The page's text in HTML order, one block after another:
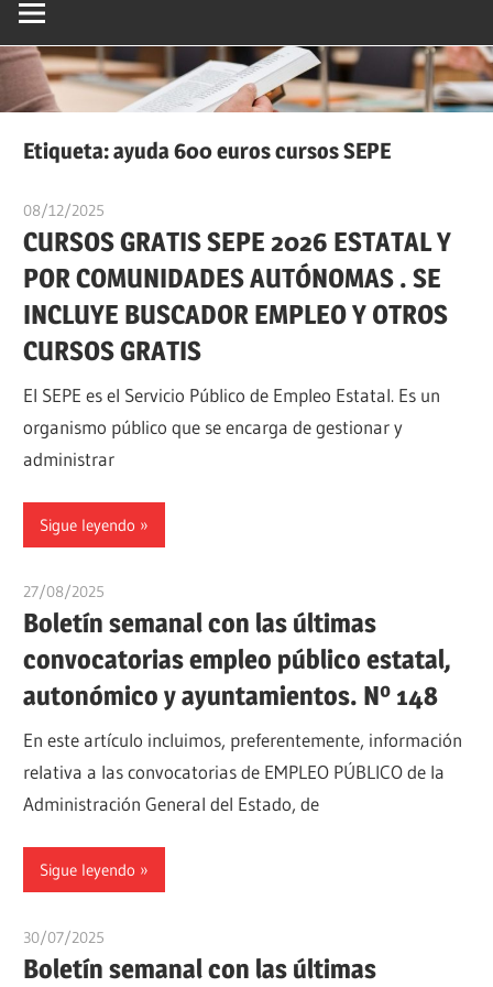
Etiqueta:ayuda 600 euros cursos SEPE
08/12/2025
CURSOS GRATIS SEPE 2026 ESTATAL Y
POR COMUNIDADES AUTÓNOMAS . SE
INCLUYE BUSCADOR EMPLEO Y OTROS
CURSOS GRATIS
El SEPE es el Servicio Público de Empleo Estatal. Es un
organismo público que se encarga de gestionar y
administrar
Sigue leyendo
27/08/2025
Boletín semanal con las últimas
convocatorias empleo público estatal,
autonómico y ayuntamientos. Nº 148
En este artículo incluimos, preferentemente, información
relativa a las convocatorias de EMPLEO PÚBLICO de la
Administración General del Estado, de
Sigue leyendo
30/07/2025
Boletín semanal con las últimas